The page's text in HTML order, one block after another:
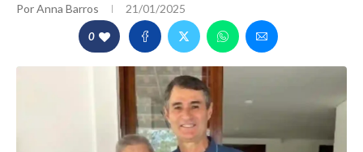
PorAnna Barros 21/01/2025
0